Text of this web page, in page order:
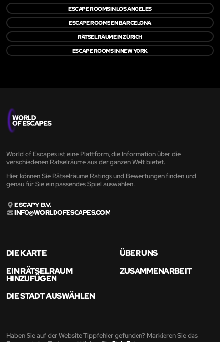
ESCAPE ROOMS IN LOS ANGELES
ESCAPE ROOMS EN BARCELONA
RÄTSELRÄUME IN ZÜRICH
ESCAPE ROOMS IN NEW YORK
World of Escapes ist eine Plattform, die Information über die
verschiedenen Rätselräume aus der ganzen Welt bietet.
Hier können Sie Rätselräume Ratings und Bewertungen finden und
genau für Sie ein passendes Spiel auswählen.
ESCAPY B.V.
INFO@WORLDOFESCAPES.COM
DIE KARTE
ÜBER UNS
EIN RÄTSELRAUM
HINZUFÜGEN
ZUSAMMENARBEIT
DIE STADT AUSWÄHLEN
Haben Sie auf der Website Tippfehler gefunden? Markieren Sie das